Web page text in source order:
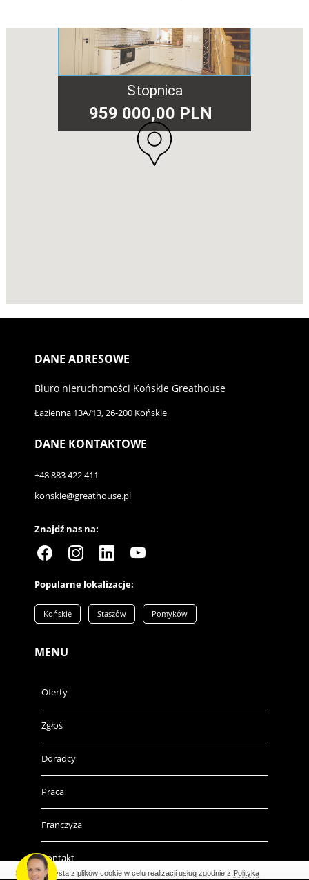
Stopnica
959 000,00 PLN
DANE ADRESOWE
Biuro nieruchomości Końskie Greathouse
Łazienna 13A/13, 26-200 Końskie
DANE KONTAKTOWE
+48 883 422 411
konskie@greathouse.pl
Znajdź nas na:
Popularne lokalizacje:
Końskie Staszów Pomyków
MENU
Oferty
Zgłoś
Doradcy
Praca
Franczyza
Kontakt
Strona korzysta z plików cookie w celu realizacji usług zgodnie z Polityką